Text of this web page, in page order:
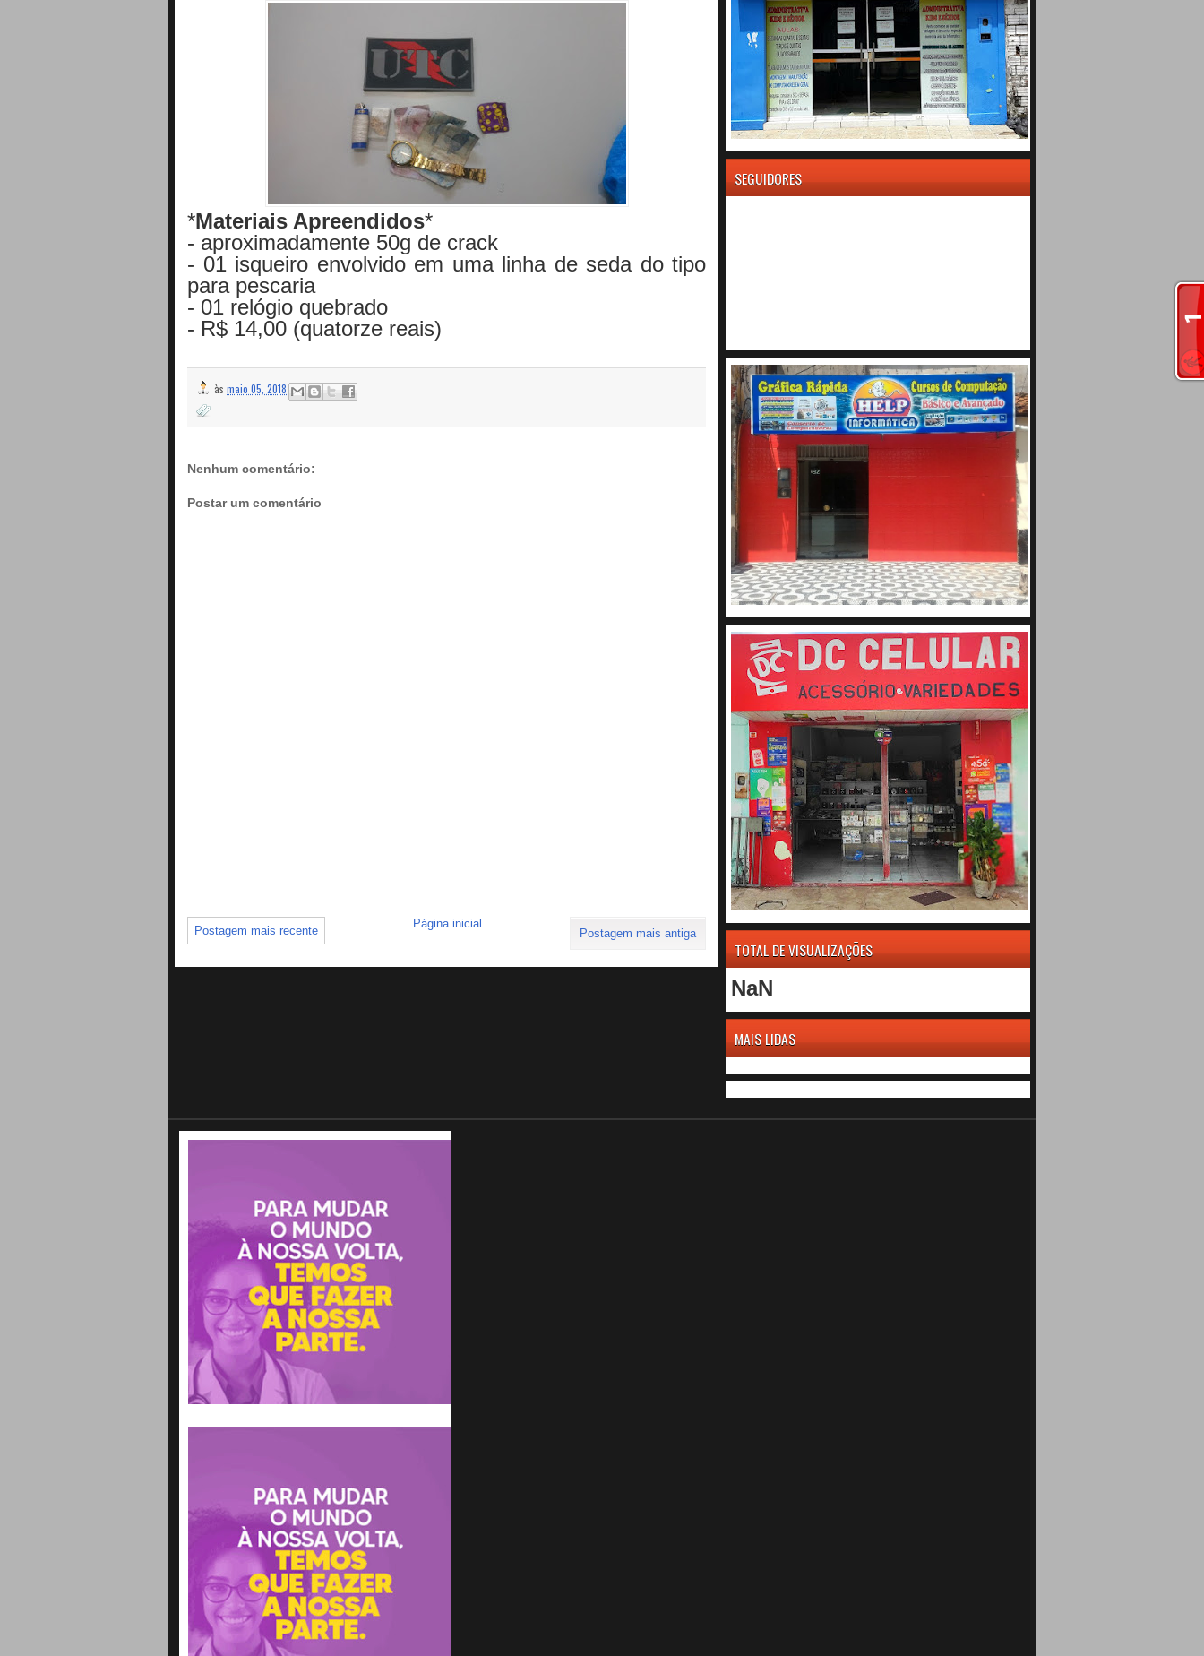
*Materiais Apreendidos*
- aproximadamente 50g de crack
- 01 isqueiro envolvido em uma linha de seda do tipo
para pescaria
- 01 relógio quebrado
- R$ 14,00 (quatorze reais)
às maio 05, 2018
Nenhum comentário:
Postar um comentário
Postagem mais recente Postagem mais antiga
Página inicial
SEGUIDORES
TOTAL DE VISUALIZAÇÕES
NaN
MAIS LIDAS